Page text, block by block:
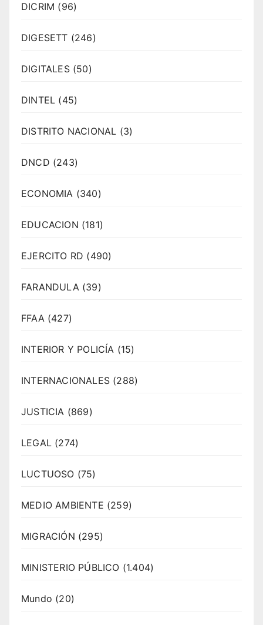
DICRIM (96)
DIGESETT (246)
DIGITALES(50)
DINTEL (45)
DISTRITO NACIONAL (3)
DNCD (243)
ECONOMIA (340)
EDUCACION (181)
EJERCITO RD (490)
FARANDULA(39)
FFAA(427)
INTERIOR Y POLICÍA (15)
INTERNACIONALES (288)
JUSTICIA (869)
LEGAL (274)
LUCTUOSO (75)
MEDIO AMBIENTE (259)
MIGRACIÓN (295)
MINISTERIO PÚBLICO (1.404)
Mundo (20)